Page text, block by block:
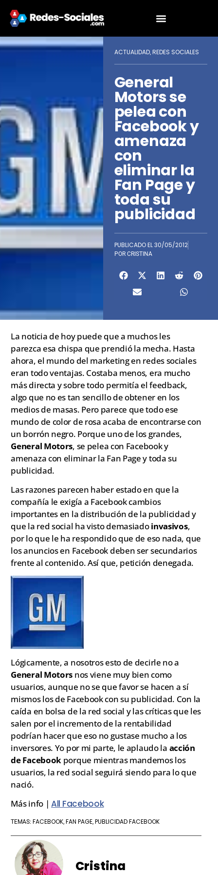
ACTUALIDAD, REDES SOCIALES
General
Motors se
pelea con
Facebook y
amenaza
con
eliminar la
Fan Page y
toda su
publicidad
PUBLICADO EL30/05/2012
POR CRISTINA
La noticia de hoy puede que a muchos les
parezca esa chispa que prendió la mecha. Hasta
ahora, el mundo del marketing en redes sociales
eran todo ventajas. Costaba menos, era mucho
más directa y sobre todo permitía el feedback,
algo que no es tan sencillo de obtener en los
medios de masas. Pero parece que todo ese
mundo de color de rosa acaba de encontrarse con
un borrón negro. Porque uno de los grandes,
General Motors, se pelea con Facebook y
amenaza con eliminar la Fan Page y toda su
publicidad.
Las razones parecen haber estado en que la
compañía le exigía a Facebook cambios
importantes en la distribución de la publicidad y
que la red social ha visto demasiadoinvasivos,
por lo que le ha respondido que de eso nada, que
los anuncios en Facebook deben ser secundarios
frente al contenido. Así que, petición denegada.
Lógicamente, a nosotros esto de decirle no a
General Motors nos viene muy bien como
usuarios, aunque no se que favor se hacen a sí
mismos los de Facebook con su publicidad. Con la
caída en bolsa de la red social y las críticas que les
salen por el incremento de la rentabilidad
podrían hacer que eso no gustase mucho a los
inversores. Yo por mi parte, le aplaudo la acción
de Facebook porque mientras mandemos los
usuarios, la red social seguirá siendo para lo que
nació.
Más info |All Facebook
TEMAS:FACEBOOK ,FAN PAGE ,PUBLICIDAD FACEBOOK
Cristina